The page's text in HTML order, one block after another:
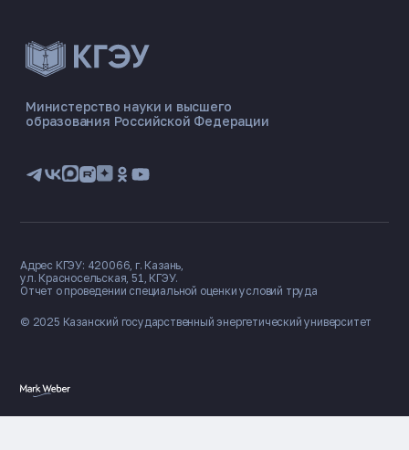
Министерство науки и высшего
образования Российской Федерации
© 2025 Казанский государственный энергетический университет
Адрес КГЭУ: 420066, г. Казань,
ул. Красносельская, 51, КГЭУ.
Отчет о проведении специальной оценки условий труда